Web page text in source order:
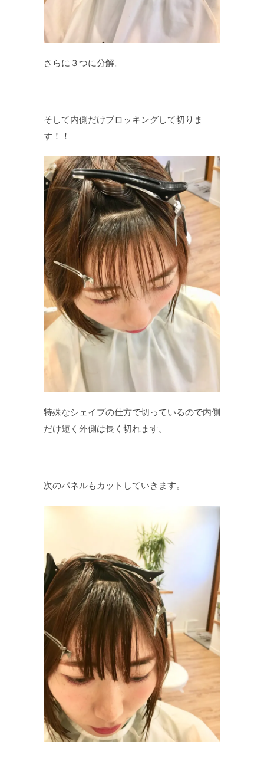
さらに３つに分解。
そして内側だけブロッキングして切りま
す！！
特殊なシェイプの仕方で切っているので内側
だけ短く外側は長く切れます。
次のパネルもカットしていきます。